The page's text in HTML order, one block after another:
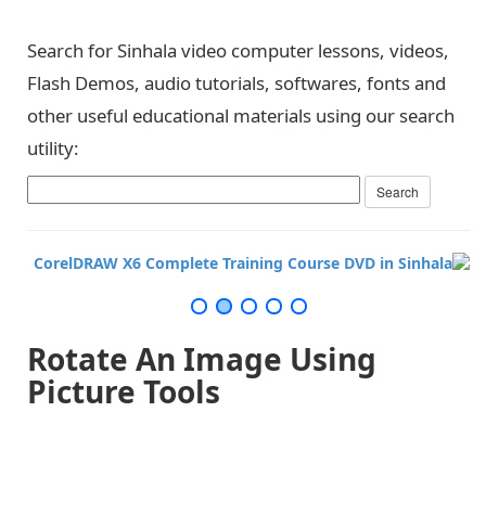
Search for Sinhala video computer lessons, videos,
Flash Demos, audio tutorials, softwares, fonts and
other useful educational materials using our search
utility:
Rotate An Image Using
Picture Tools